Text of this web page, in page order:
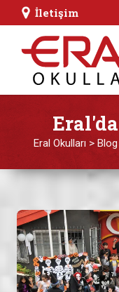
İletişim
Eral Okulları >Blog